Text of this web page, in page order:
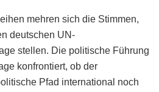
mehren sich die Stimmen,
deutschen UN-
stellen. Die politische Führung
konfrontiert, ob der
Pfad international noch